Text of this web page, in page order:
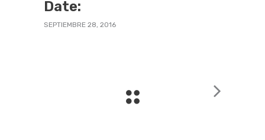
Date:
SEPTIEMBRE 28, 2016